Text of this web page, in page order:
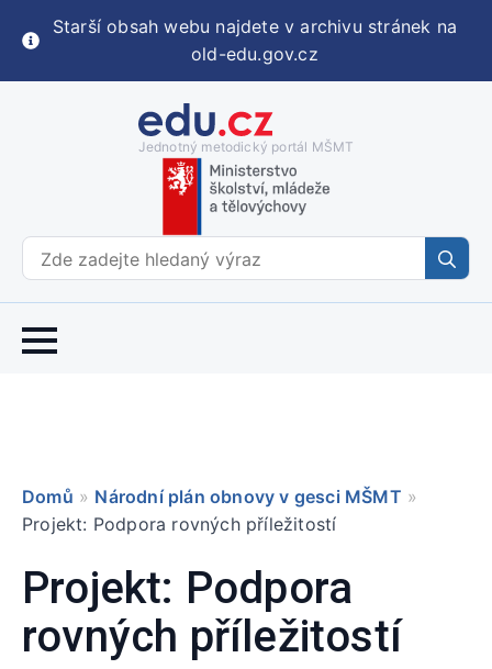
Starší obsah webu najdete v archivu stránek na
old-edu.gov.cz
Jednotný metodický portál MŠMT
Domů » Národní plán obnovy v gesci MŠMT »
Projekt: Podpora rovných příležitostí
Projekt: Podpora
rovných příležitostí